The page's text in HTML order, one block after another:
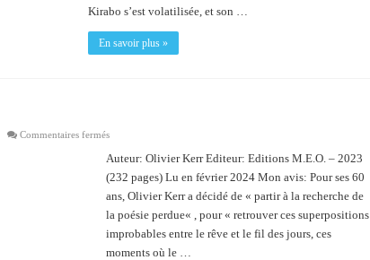
Kirabo s’est volatilisée, et son …
En savoir plus »
Commentaires ferméssur
fatigue
du
métal
Auteur: Olivier Kerr Editeur: Editions M.E.O. – 2023
(232 pages) Lu en février 2024 Mon avis: Pour ses 60
ans, Olivier Kerr a décidé de « partir à la recherche de
la poésie perdue« , pour « retrouver ces superpositions
improbables entre le rêve et le fil des jours, ces
moments où le …